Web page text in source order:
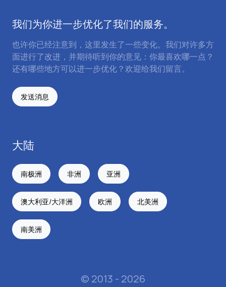
我们为你进一步优化了我们的服务。
也许你已经注意到，这里发生了一些变化。我们对许多方
面进行了改进，并期待听到你的意见：你最喜欢哪一点？
还有哪些地方可以进一步优化？欢迎给我们留言。
发送消息
大陆
南极洲 非洲 亚洲
澳大利亚/大洋洲 欧洲 北美洲
南美洲
© 2013 - 2026